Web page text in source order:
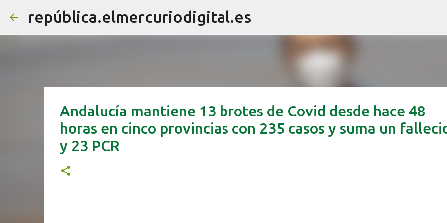
república.elmercuriodigital.es
Andalucía mantiene 13 brotes de Covid desde hace 48
horas en cinco provincias con 235 casos y suma un
y 23 PCR